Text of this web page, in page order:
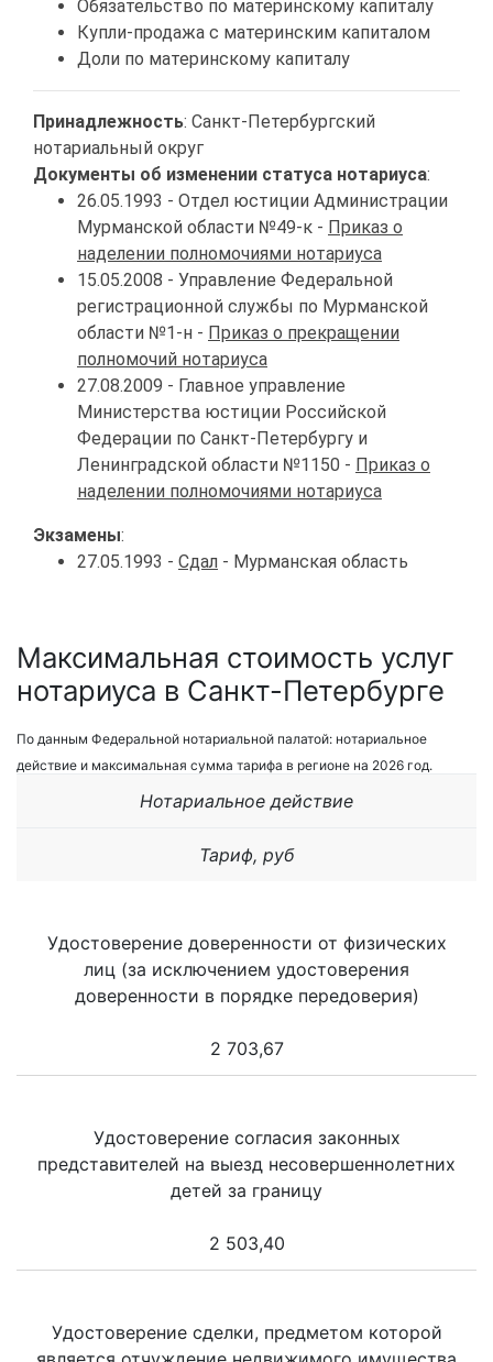
Обязательство по материнскому капиталу
Купли-продажа с материнским капиталом
Доли по материнскому капиталу
Принадлежность: Санкт-Петербургский
нотариальный округ
Документы об изменении статуса нотариуса:
26.05.1993 - Отдел юстиции Администрации
Мурманской области №49-к - Приказ о
наделении полномочиями нотариуса
15.05.2008 - Управление Федеральной
регистрационной службы по Мурманской
области №1-н - Приказ о прекращении
полномочий нотариуса
27.08.2009 - Главное управление
Министерства юстиции Российской
Федерации по Санкт-Петербургу и
Ленинградской области №1150 - Приказ о
наделении полномочиями нотариуса
Экзамены:
27.05.1993 - Сдал - Мурманская область
Максимальная стоимость услуг
нотариуса в Санкт-Петербурге
По данным Федеральной нотариальной палатой: нотариальное
действие и максимальная сумма тарифа в регионе на 2026 год.
Нотариальное действие
Тариф, руб
Удостоверение доверенности от физических
лиц (за исключением удостоверения
доверенности в порядке передоверия)
2 703,67
Удостоверение согласия законных
представителей на выезд несовершеннолетних
детей за границу
2 503,40
Удостоверение сделки, предметом которой